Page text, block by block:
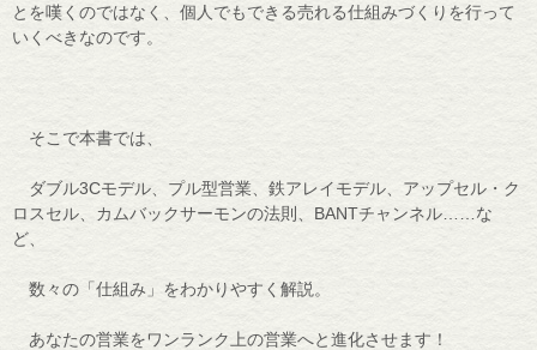
とを嘆くのではなく、個人でもできる売れる仕組みづくりを行って
いくべきなのです。
そこで本書では、
ダブル3Cモデル、プル型営業、鉄アレイモデル、アップセル・ク
ロスセル、カムバックサーモンの法則、BANTチャンネル……な
ど、
数々の「仕組み」をわかりやすく解説。
あなたの営業をワンランク上の営業へと進化させます！